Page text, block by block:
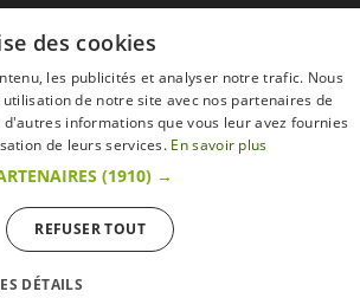
Retour & Droit de rétractation
des cookies
les publicités et analyser notre trafic. Nous
de notre site avec nos partenaires de
informations que vous leur avez fournies
de leurs services. En savoir plus
(1910) →
REFUSER TOUT
DÉTAILS